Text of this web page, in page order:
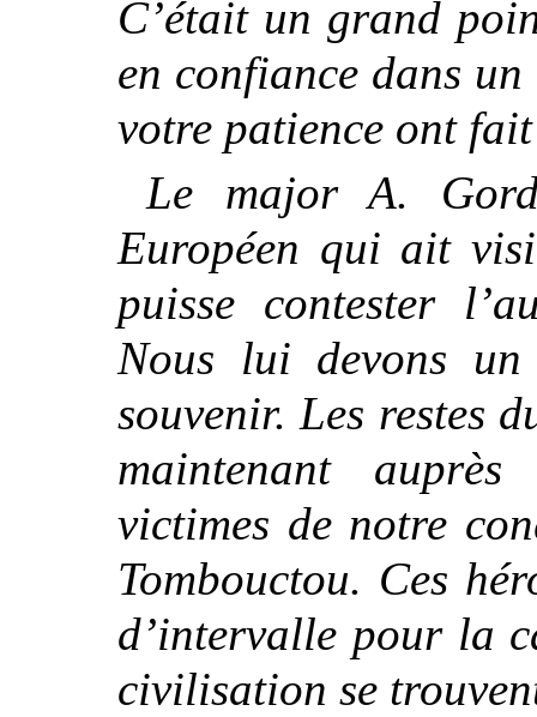
C’était un grand
en confiance dans
votre patience ont
Le major A.
Européen qui ait
puisse contester
Nous lui devons un
souvenir. Les restes
maintenant
victimes de notre
Tombouctou. Ces
d’intervalle pour la
civilisation se